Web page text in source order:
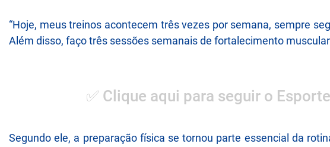
“Hoje, meus treinos acontecem três vezes por semana, sempre
Além disso, faço três sessões semanais de fortalecimento
✅ Clique aqui para seguir o
Segundo ele, a preparação física se tornou parte essencial da